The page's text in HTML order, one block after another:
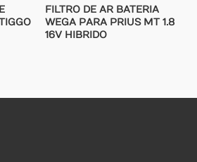
FILTRO DE AR BATERIA
WEGA PARA PRIUS MT 1.8
16V HIBRIDO